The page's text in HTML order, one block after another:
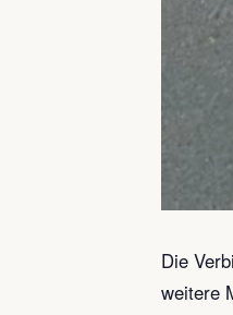
Die
weitere